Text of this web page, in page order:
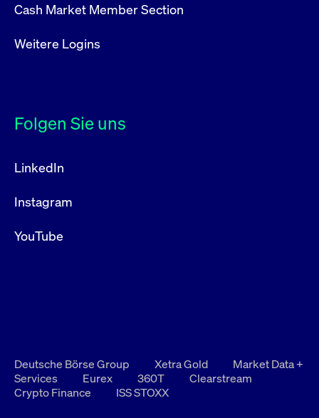
Cash Market Member Section
Weitere Logins
Folgen Sie uns
LinkedIn
Instagram
YouTube
Deutsche Börse Group Xetra Gold
Market Data +
Services
Eurex 360T
Clearstream
Crypto Finance
ISS STOXX